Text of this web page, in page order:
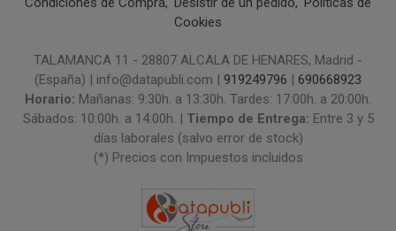
Cookies
TALAMANCA 11 - 28807 ALCALA DE HENARES, Madrid -
(España) | info@datapubli.com | 919249796 | 690668923
Horario: Mañanas: 9:30h. a 13:30h. Tardes: 17:00h. a 20:00h.
Sábados: 10:00h. a 14:00h. | Tiempo de Entrega: Entre 3 y 5
días laborales (salvo error de stock)
(*) Precios con Impuestos incluidos